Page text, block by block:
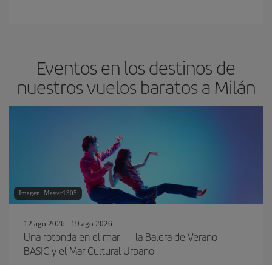
Eventos en los destinos de
nuestros vuelos baratos a Milán
Imagen: Master1305
12 ago 2026 - 19 ago 2026
Una rotonda en el mar — la Balera de Verano
BASIC y el Mar Cultural Urbano